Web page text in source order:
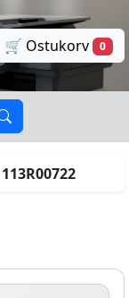
🛒 Ostukorv 0
113R00722